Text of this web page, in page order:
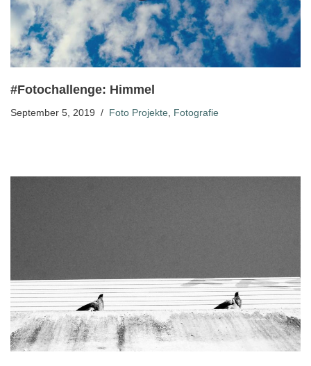
#Fotochallenge: Himmel
September 5, 2019 Foto Projekte Fotografie